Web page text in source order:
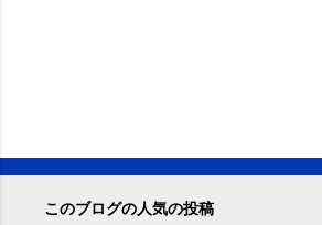
このブログの人気の投稿